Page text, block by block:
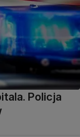
Policja